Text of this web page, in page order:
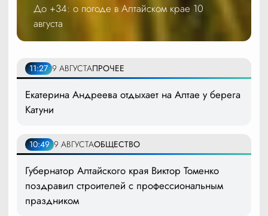
До +34: о погоде в Алтайском крае 10
августа
11:27 9 АВГУСТАПРОЧЕЕ
Екатерина Андреева отдыхает на Алтае у берега
Катуни
10:49 9 АВГУСТАОБЩЕСТВО
Губернатор Алтайского края Виктор Томенко
поздравил строителей с профессиональным
праздником